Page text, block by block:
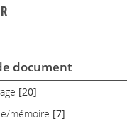
document
[20]
mémoire [7]